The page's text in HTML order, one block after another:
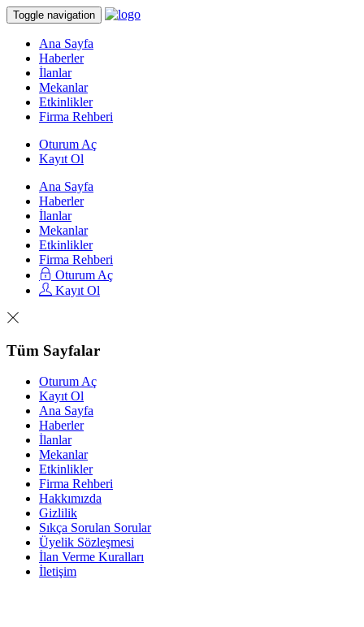
Toggle navigation
Ana Sayfa
Haberler
İlanlar
Mekanlar
Etkinlikler
Firma Rehberi
Oturum Aç
Kayıt Ol
Ana Sayfa
Haberler
İlanlar
Mekanlar
Etkinlikler
Firma Rehberi
Oturum Aç
Kayıt Ol
Tüm Sayfalar
Oturum Aç
Kayıt Ol
Ana Sayfa
Haberler
İlanlar
Mekanlar
Etkinlikler
Firma Rehberi
Hakkımızda
Gizlilik
Sıkça Sorulan Sorular
Üyelik Sözleşmesi
İlan Verme Kuralları
İletişim